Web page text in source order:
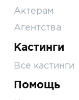
Актерам
Агентства
Кастинги
Все кастинги
Помощь